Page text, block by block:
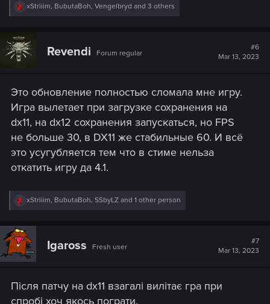
R
e
t
i
:
xStriiim, BubutaBoh, Vengelbryd and 3 others
Revendi Forum regular
#6
Mar 13, 2023
Это обновление полностью сломала мне игру.
Игра вылетает при загрузке сохранения на
dx11, на dx12 сохранения запускаться, но FPS
не больше 30, в DX11 же стабильные 60. И всё
это усугубляется тем что в стиме нельза
откатить игру да 4.1.
R
e
c
t
i
o
:
xStriiim, BubutaBoh, SSbyLZ and 1 other person
Igaross Fresh user
#7
Mar 13, 2023
Після патчу на dx11 взагалі вилітає гра при
спробі хоч якось пограти.